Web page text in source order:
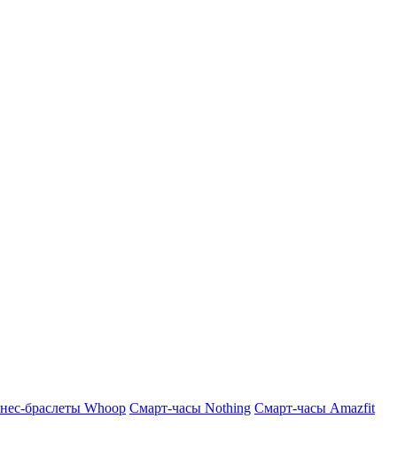
браслеты Whoop Смарт-часы Nothing Смарт-часы Amazfit